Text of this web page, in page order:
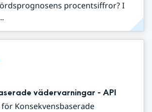
procentsiffror? I
vädervarningar - API
för Konsekvensbaserade